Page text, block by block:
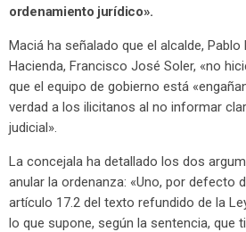
ordenamiento jurídico».
Maciá ha señalado que el alcalde, Pablo
Hacienda, Francisco José Soler, «no
que el equipo de gobierno está
verdad a los ilicitanos al no informar
judicial».
La concejala ha detallado los dos
anular la ordenanza: «Uno, por defecto
artículo 17.2 del texto refundido de la
lo que supone, según la sentencia, que